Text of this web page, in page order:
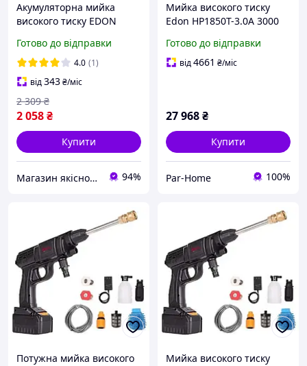
Акумуляторна мийка
високого тиску EDON
та зарядна
Готово до відправки
4.0 (1)
від343₴/міс
2 058₴
2 309 ₴
Купити
Магазин якісного інструменту Tools Shop 24/7 94%
Мийка високого тиску
Edon HP1850T-3.0A 3000
Готово до відправки
від4661 ₴/міс
27 968₴
Купити
Par-Home 100%
Потужна мийка високого
Мийка високого тиску